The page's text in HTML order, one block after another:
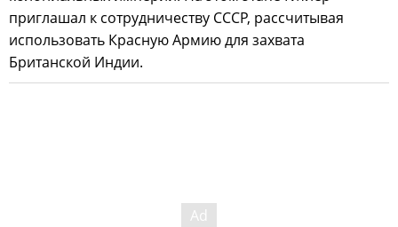
приглашал к сотрудничеству СССР, рассчитывая
использовать Красную Армию для захвата
Британской Индии.